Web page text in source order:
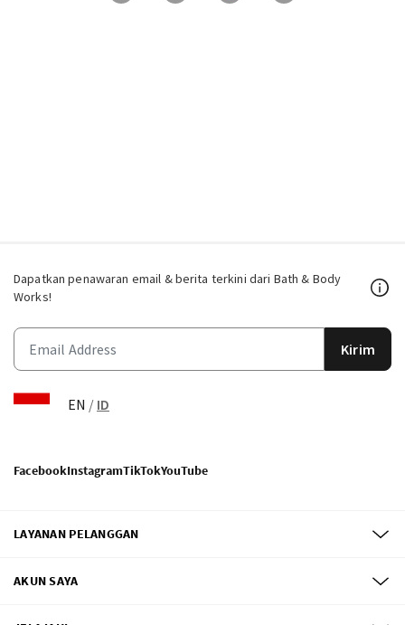
Dapatkan penawaran email & berita terkini dari Bath & Body
Works!
Kirim
EN / ID
FacebookInstagramTikTokYouTube
LAYANAN PELANGGAN
AKUN SAYA